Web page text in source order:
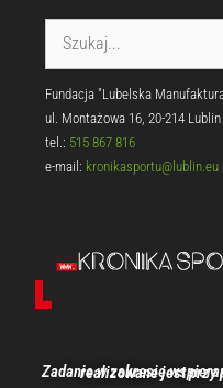
Fundacja "Lubelska
ul. Montażowa 16, 20-214 Lublin
tel.: 515 867 816
e-mail: kronikasportu@lublin.eu
Zadanie w zakresie wspierania i